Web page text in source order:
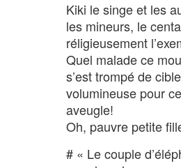
Kiki le singe et les
les mineurs, le
réligieusement
Quel malade ce
s’est trompé de
volumineuse pour
aveugle!
Oh, pauvre petite
# « Le couple